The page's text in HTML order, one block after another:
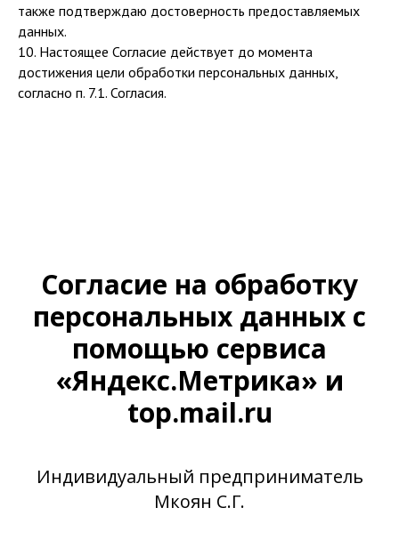
также подтверждаю достоверность предоставляемых
данных.
10. Настоящее Согласие действует до момента
достижения цели обработки персональных данных,
согласно п. 7.1. Согласия.
Согласие на обработку
персональных данных с
помощью сервиса
«Яндекс.Метрика» и
top.mail.ru
Индивидуальный предприниматель
Мкоян С.Г.